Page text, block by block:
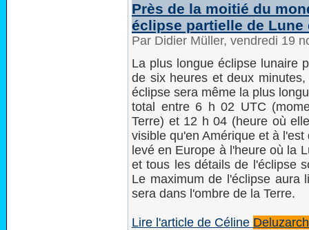
Près de la moitié du
éclipse partielle de Lune
Par Didier Müller, vendredi 19
La plus longue éclipse lunaire
de six heures et deux
éclipse sera même la plus
total entre 6 h 02 UTC
Terre) et 12 h 04 (heure où
visible qu'en Amérique et à
levé en Europe à l'heure où la
et tous les détails de l'éclipse
Le maximum de l'éclipse
sera dans l'ombre de la Terre.
Lire l'article de Céline